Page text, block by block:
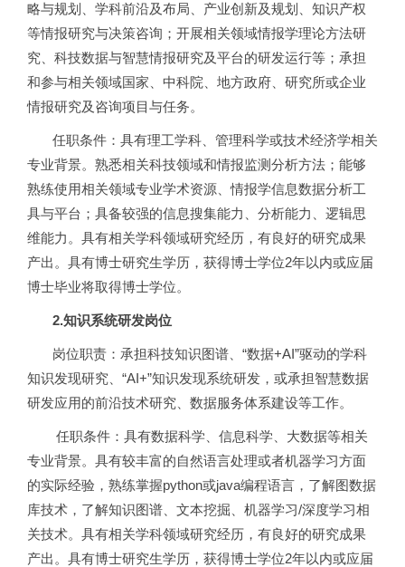
略与规划、学科前沿及布局、产业创新及规划、知识产权
等情报研究与决策咨询；开展相关领域情报学理论方法研
究、科技数据与智慧情报研究及平台的研发运行等；承担
和参与相关领域国家、中科院、地方政府、研究所或企业
情报研究及咨询项目与任务。
任职条件：具有理工学科、管理科学或技术经济学相关
专业背景。熟悉相关科技领域和情报监测分析方法；能够
熟练使用相关领域专业学术资源、情报学信息数据分析工
具与平台；具备较强的信息搜集能力、分析能力、逻辑思
维能力。具有相关学科领域研究经历，有良好的研究成果
产出。具有博士研究生学历，获得博士学位2年以内或应届
博士毕业将取得博士学位。
2.知识系统研发岗位
岗位职责： 承担科技知识图谱、“数据+AI”驱动的学科
知识发现研究、“AI+”知识发现系统研发，或承担智慧数据
研发应用的前沿技术研究、数据服务体系建设等工作。
任职条件：具有数据科学、信息科学、大数据等相关
专业背景。具有较丰富的自然语言处理或者机器学习方面
的实际经验，熟练掌握python或java编程语言，了解图数据
库技术，了解知识图谱、文本挖掘、机器学习/深度学习相
关技术。具有相关学科领域研究经历，有良好的研究成果
产出。具有博士研究生学历，获得博士学位2年以内或应届